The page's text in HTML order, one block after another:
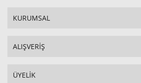
KURUMSAL
ALIŞVERİŞ
ÜYELİK